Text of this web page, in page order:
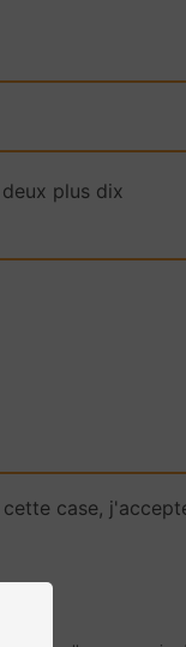
plus dix
cette case,